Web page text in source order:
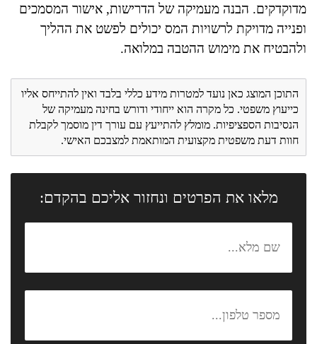
מדוקדקים. הבנה מעמיקה של הדרישות, אישור המסמכים
ופנייה מדויקת לרשויות המס יכולים לפשט את ההליך
ולהבטיח את מימוש ההטבה במלואה.
התוכן המוצג כאן נועד למטרות מידע כללי בלבד ואין להתייחס אליו
כייעוץ משפטי. כל מקרה הוא ייחודי ודורש בחינה מעמיקה של
הנסיבות הספציפיות. מומלץ להתייעץ עם עורך דין מוסמך לקבלת
חוות דעת משפטית מקצועית המותאמת למצבכם האישי.
מלאו את הפרטים ונחזור אליכם בהקדם: